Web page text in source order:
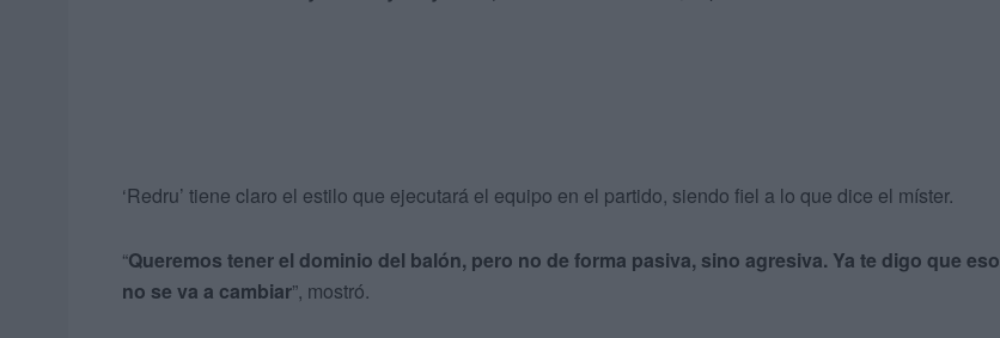
‘Redru’ tiene claro el estilo que ejecutará el equipo en el partido, siendo fiel a lo que dice el míster.
“Queremos tener el dominio del balón, pero no de forma pasiva, sino agresiva. Ya te digo que eso
no se va a cambiar”, mostró.